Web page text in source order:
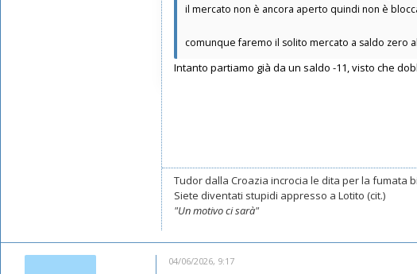
il mercato non è ancora aperto quindi non è
comunque faremo il solito mercato a saldo zero
Intanto partiamo già da un saldo -11, visto che
Tudor dalla Croazia incrocia le dita per la fumata
Siete diventati stupidi appresso a Lotito (cit.)
"Un motivo ci sarà"
04/06/2026, 9:17